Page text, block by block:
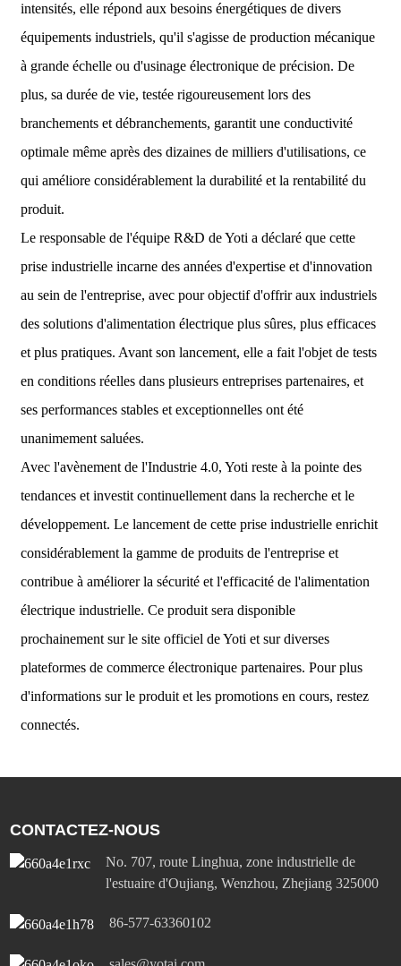
intensités, elle répond aux besoins énergétiques de divers
équipements industriels, qu'il s'agisse de production mécanique
à grande échelle ou d'usinage électronique de précision. De
plus, sa durée de vie, testée rigoureusement lors des
branchements et débranchements, garantit une conductivité
optimale même après des dizaines de milliers d'utilisations, ce
qui améliore considérablement la durabilité et la rentabilité du
produit.
Le responsable de l'équipe R&D de Yoti a déclaré que cette
prise industrielle incarne des années d'expertise et d'innovation
au sein de l'entreprise, avec pour objectif d'offrir aux industriels
des solutions d'alimentation électrique plus sûres, plus efficaces
et plus pratiques. Avant son lancement, elle a fait l'objet de tests
en conditions réelles dans plusieurs entreprises partenaires, et
ses performances stables et exceptionnelles ont été
unanimement saluées.
Avec l'avènement de l'Industrie 4.0, Yoti reste à la pointe des
tendances et investit continuellement dans la recherche et le
développement. Le lancement de cette prise industrielle enrichit
considérablement la gamme de produits de l'entreprise et
contribue à améliorer la sécurité et l'efficacité de l'alimentation
électrique industrielle. Ce produit sera disponible
prochainement sur le site officiel de Yoti et sur diverses
plateformes de commerce électronique partenaires. Pour plus
d'informations sur le produit et les promotions en cours, restez
connectés.
CONTACTEZ-NOUS
No. 707, route Linghua, zone industrielle de
l'estuaire d'Oujiang, Wenzhou, Zhejiang 325000
86-577-63360102